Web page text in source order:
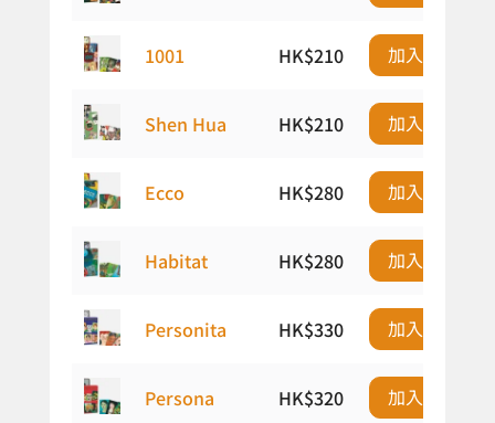
1001 HK$210 加入購物車
Shen Hua HK$210 加入購物車
Ecco HK$280 加入購物車
Habitat HK$280 加入購物車
Personita HK$330 加入購物車
Persona HK$320 加入購物車